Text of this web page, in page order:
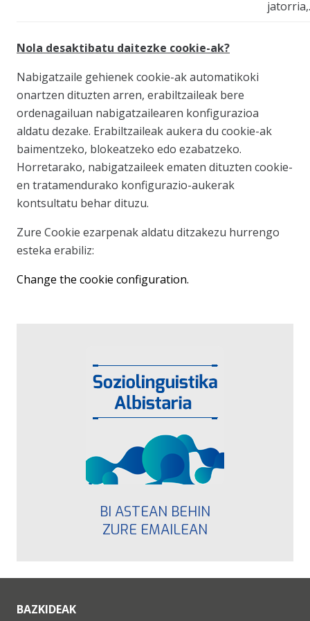
Nola desaktibatu daitezke cookie-ak?
Nabigatzaile gehienek cookie-ak automatikoki
onartzen dituzten arren, erabiltzaileak bere
ordenagailuan nabigatzailearen konfigurazioa
aldatu dezake. Erabiltzaileak aukera du cookie-ak
baimentzeko, blokeatzeko edo ezabatzeko.
Horretarako, nabigatzaileek ematen dituzten cookie-
en tratamendurako konfigurazio-aukerak
kontsultatu behar dituzu.
Zure Cookie ezarpenak aldatu ditzakezu hurrengo
esteka erabiliz:
Change the cookie configuration.
BI ASTEAN BEHIN
ZURE EMAILEAN
BAZKIDEAK